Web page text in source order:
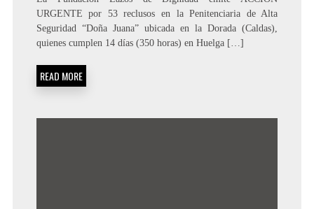
URGENTE por 53 reclusos en la Penitenciaria de Alta
Seguridad “Doña Juana” ubicada en la Dorada (Caldas),
quienes cumplen 14 días (350 horas) en Huelga […]
READ MORE